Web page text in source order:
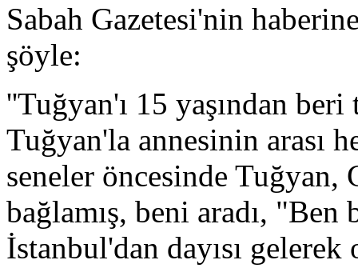
Sabah Gazetesi'nin
şöyle:
''Tuğyan'ı 15 yaşından
Tuğyan'la annesinin arası
seneler öncesinde
bağlamış, beni aradı,
İstanbul'dan dayısı